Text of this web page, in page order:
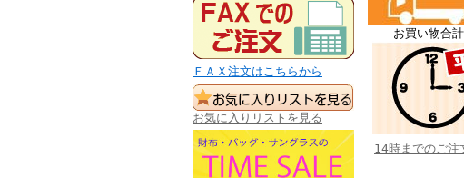
ＦＡＸ注文はこちらから
お気に入りリストを見る
お買い物合
14時までのご注